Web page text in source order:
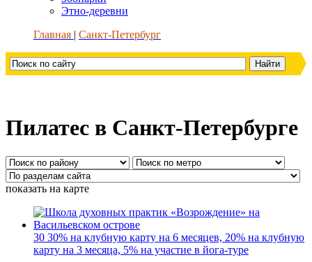
Этно-деревни
Главная
Санкт-Петербург
Пилатес в Санкт-Петербурге
показать на карте
30 30% на клубную карту на 6 месяцев, 20% на клубную
карту на 3 месяца, 5% на участие в йога-туре